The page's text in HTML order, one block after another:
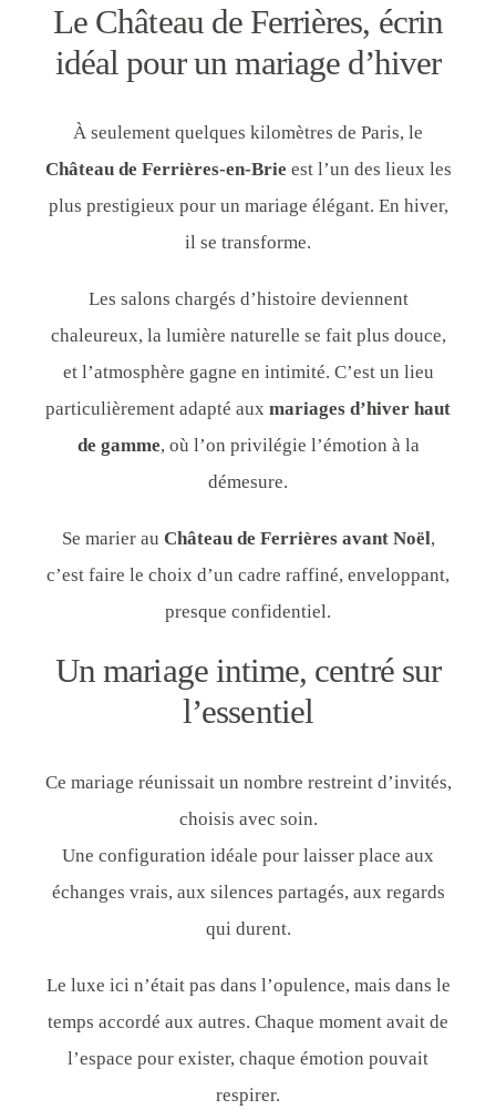
Le Château de Ferrières, écrin
idéal pour un mariage d’hiver
À seulement quelques kilomètres de Paris, le
Château de Ferrières-en-Brie est l’un des lieux les
plus prestigieux pour un mariage élégant. En hiver,
il se transforme.
Les salons chargés d’histoire deviennent
chaleureux, la lumière naturelle se fait plus douce,
et l’atmosphère gagne en intimité. C’est un lieu
particulièrement adapté aux mariages d’hiver haut
de gamme, où l’on privilégie l’émotion à la
démesure.
Se marier au Château de Ferrières avant Noël,
c’est faire le choix d’un cadre raffiné, enveloppant,
presque confidentiel.
Un mariage intime, centré sur
l’essentiel
Ce mariage réunissait un nombre restreint d’invités,
choisis avec soin.
Une configuration idéale pour laisser place aux
échanges vrais, aux silences partagés, aux regards
qui durent.
Le luxe ici n’était pas dans l’opulence, mais dans le
temps accordé aux autres. Chaque moment avait de
l’espace pour exister, chaque émotion pouvait
respirer.